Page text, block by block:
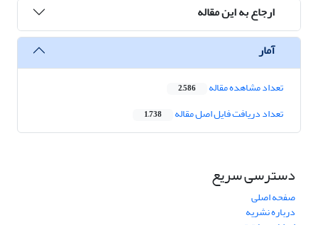
ارجاع به این مقاله
آمار
تعداد مشاهده مقاله 2,586
تعداد دریافت فایل اصل مقاله 1,738
دسترسی سریع
صفحه اصلی
درباره نشریه